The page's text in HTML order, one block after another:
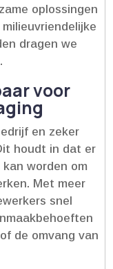
oplossingen
dragen we
voor
en zeker
houdt in dat er
worden om
Met meer
snel
de omvang van